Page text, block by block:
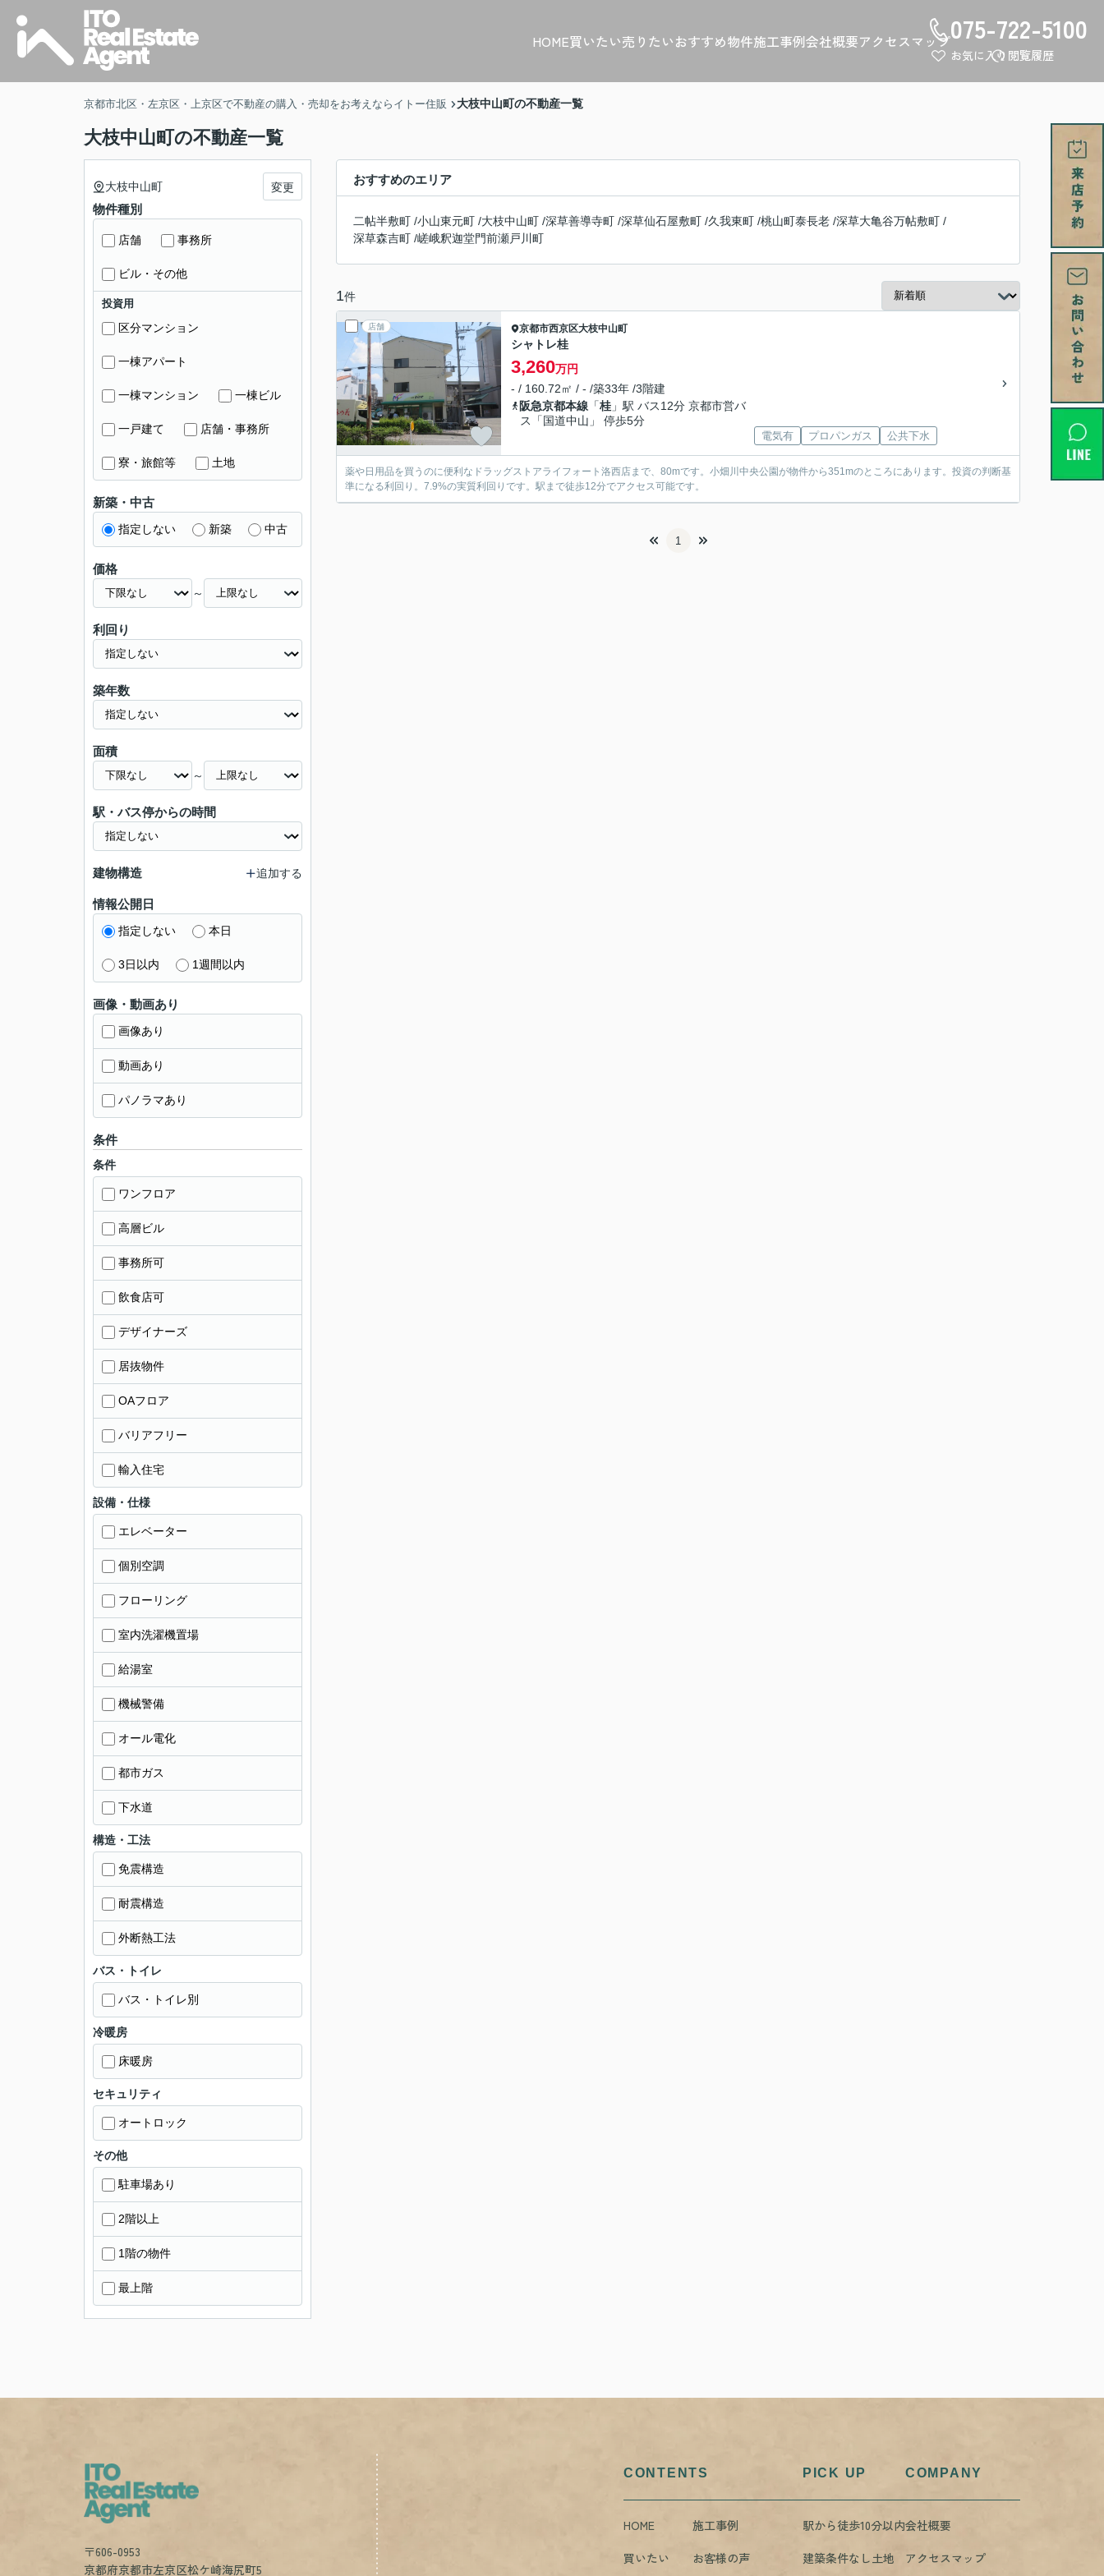
HOME買いたい売りたいおすすめ物件施工事例会社概要アクセスマップ075-722-5100
お気に入り 閲覧履歴
京都市北区・左京区・上京区で不動産の購入・売却をお考えならイトー住販 大枝中山町の不動産一覧
大枝中山町の不動産一覧
おすすめのエリア
二帖半敷町 /小山東元町 /大枝中山町 /深草善導寺町 /深草仙石屋敷町 /久我東町 /桃山町泰長老 /深草大亀谷万帖敷町 /
深草森吉町 /嵯峨釈迦堂門前瀬戸川町
1件
店舗 京都市西京区大枝中山町
シャトレ桂
3,260万円
- / 160.72㎡ / - /築33年 /3階建
阪急京都本線 「桂 」駅 バス12分 京都市営バ
ス「国道中山」 停歩5分
電気有 プロパンガス 公共下水
薬や日用品を買うのに便利なドラッグストアライフォート洛西店まで、80mです。小畑川中央公園が物件から351mのところにあります。投資の判断基
準になる利回り。7.9%の実質利回りです。駅まで徒歩12分でアクセス可能です。
1
大枝中山町 変更
物件種別
店舗 事務所
ビル・その他
投資用
区分マンション
一棟アパート
一棟マンション 一棟ビル
一戸建て 店舗・事務所
寮・旅館等 土地
新築・中古
指定しない 新築 中古
価格
～
利回り
築年数
面積
～
駅・バス停からの時間
建物構造 追加する
情報公開日
指定しない 本日
3日以内 1週間以内
画像・動画あり
画像あり
動画あり
パノラマあり
条件
条件
ワンフロア
高層ビル
事務所可
飲食店可
デザイナーズ
居抜物件
OAフロア
バリアフリー
輸入住宅
設備・仕様
エレベーター
個別空調
フローリング
室内洗濯機置場
給湯室
機械警備
オール電化
都市ガス
下水道
構造・工法
免震構造
耐震構造
外断熱工法
バス・トイレ
バス・トイレ別
冷暖房
床暖房
セキュリティ
オートロック
その他
駐車場あり
2階以上
1階の物件
最上階
〒606-0953
京都府京都市左京区松ケ崎海尻町5
CONTENTS
HOME
施工事例
買いたい
お客様の声
PICK UP
駅から徒歩10分以内
建築条件なし土地
COMPANY
会社概要
アクセスマップ